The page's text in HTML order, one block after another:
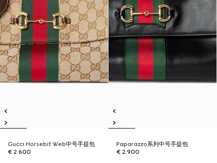
Gucci Horsebit Web中号手提包
€ 2.600
Paparazzo系列中号手提包
€ 2.900